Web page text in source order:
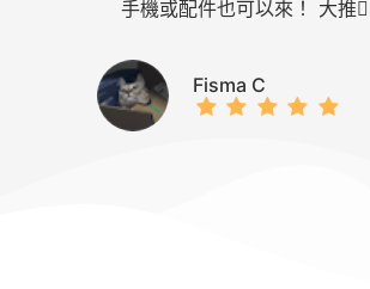
手機或配件也可以來！ 大推
Fisma C